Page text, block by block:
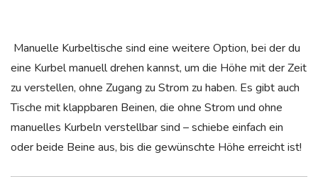
Manuelle Kurbeltische sind eine weitere Option, bei der du
eine Kurbel manuell drehen kannst, um die Höhe mit der Zeit
zu verstellen, ohne Zugang zu Strom zu haben. Es gibt auch
Tische mit klappbaren Beinen, die ohne Strom und ohne
manuelles Kurbeln verstellbar sind – schiebe einfach ein
oder beide Beine aus, bis die gewünschte Höhe erreicht ist!